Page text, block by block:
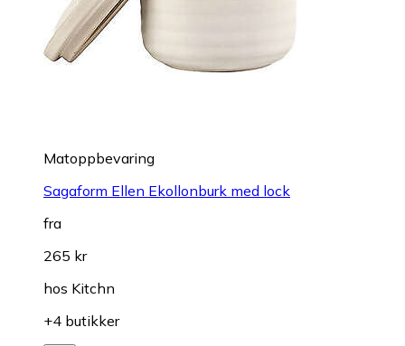
Matoppbevaring
Sagaform Ellen Ekollonburk med lock
fra
265 kr
hos Kitchn
+4 butikker